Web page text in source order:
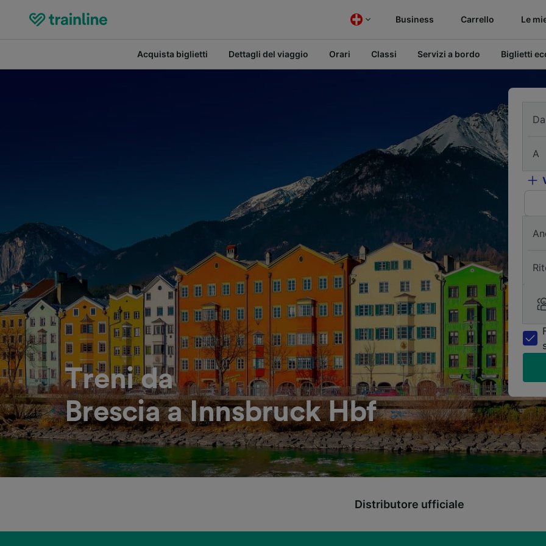
Business Carrello Le
Acquista biglietti Dettagli del viaggio Orari Classi Servizi a bordo Biglietti
Treni da
Brescia a Innsbruck Hbf
Da
A
Distributore ufficiale